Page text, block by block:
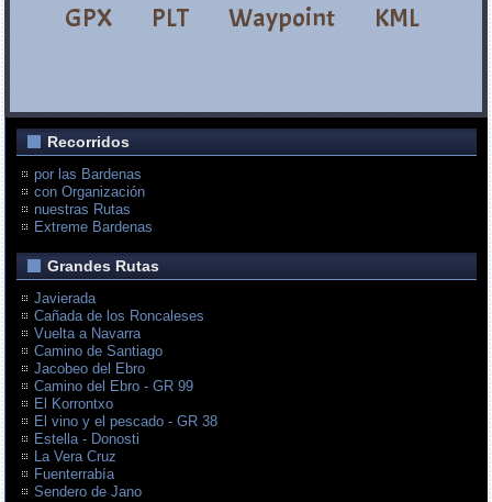
GPX PLT Waypoint KML
Recorridos
por las Bardenas
con Organización
nuestras Rutas
Extreme Bardenas
Grandes Rutas
Javierada
Cañada de los Roncaleses
Vuelta a Navarra
Camino de Santiago
Jacobeo del Ebro
Camino del Ebro - GR 99
El Korrontxo
El vino y el pescado - GR 38
Estella - Donosti
La Vera Cruz
Fuenterrabía
Sendero de Jano